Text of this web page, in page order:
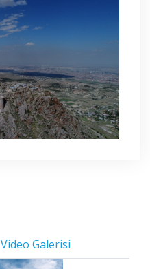
Video Galerisi